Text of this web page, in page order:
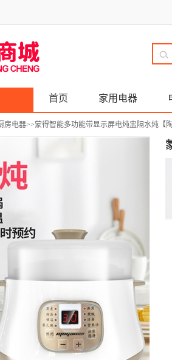
首页 家用电器
房电器>>蒙得智能多功能带显示屏电炖盅隔水炖【